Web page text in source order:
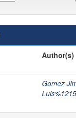
Author(s)
Gomez